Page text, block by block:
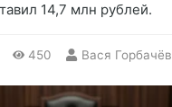
14,7 млн рублей.
450 Вася Горбачёв